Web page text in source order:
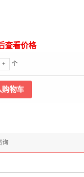
查看价格
+ 个
询